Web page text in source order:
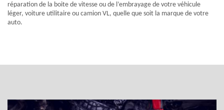
réparation de la boite de vitesse ou de l’embrayage de votre véhicule
léger, voiture utilitaire ou camion VL, quelle que soit la marque de votre
auto.